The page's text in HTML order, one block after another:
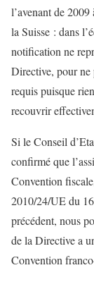
l’avenant de
la Suisse : dans
notification ne
Directive, pour ne
requis puisque
recouvrir
Si le Conseil
confirmé que
Convention
2010/24/UE du
précédent, nous
de la Directive a
Convention